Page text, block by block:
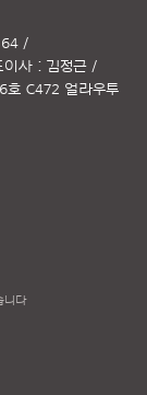
/
이사 : 김정근 /
호 C472 얼라우투
니다